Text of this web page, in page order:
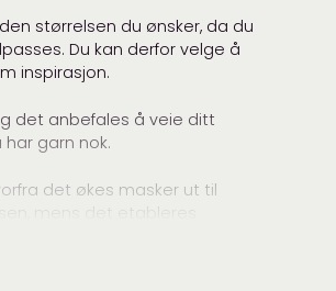
størrelsen du ønsker, da du
Du kan derfor velge å
inspirasjon.
det anbefales å veie ditt
garn nok.
det økes masker ut til
mens det etableres
i dobbeltstrikk.